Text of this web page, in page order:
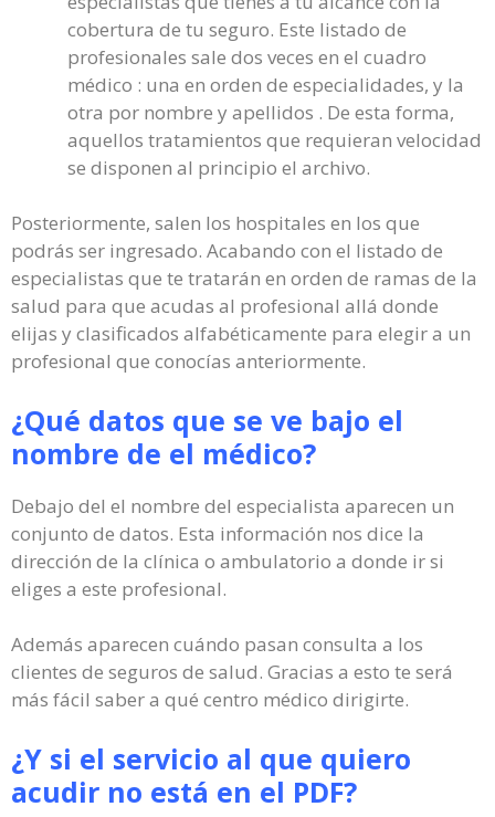
cobertura de tu seguro. Este listado de
profesionales sale dos veces en el cuadro
médico : una en orden de especialidades, y la
otra por nombre y apellidos . De esta forma,
aquellos tratamientos que requieran velocidad
se disponen al principio el archivo.
Posteriormente, salen los hospitales en los que
podrás ser ingresado. Acabando con el listado de
especialistas que te tratarán en orden de ramas de la
salud para que acudas al profesional allá donde
elijas y clasificados alfabéticamente para elegir a un
profesional que conocías anteriormente.
¿Qué datos que se ve bajo el
nombre de el médico?
Debajo del el nombre del especialista aparecen un
conjunto de datos. Esta información nos dice la
dirección de la clínica o ambulatorio a donde ir si
eliges a este profesional.
Además aparecen cuándo pasan consulta a los
clientes de seguros de salud. Gracias a esto te será
más fácil saber a qué centro médico dirigirte.
¿Y si el servicio al que quiero
acudir no está en el PDF?